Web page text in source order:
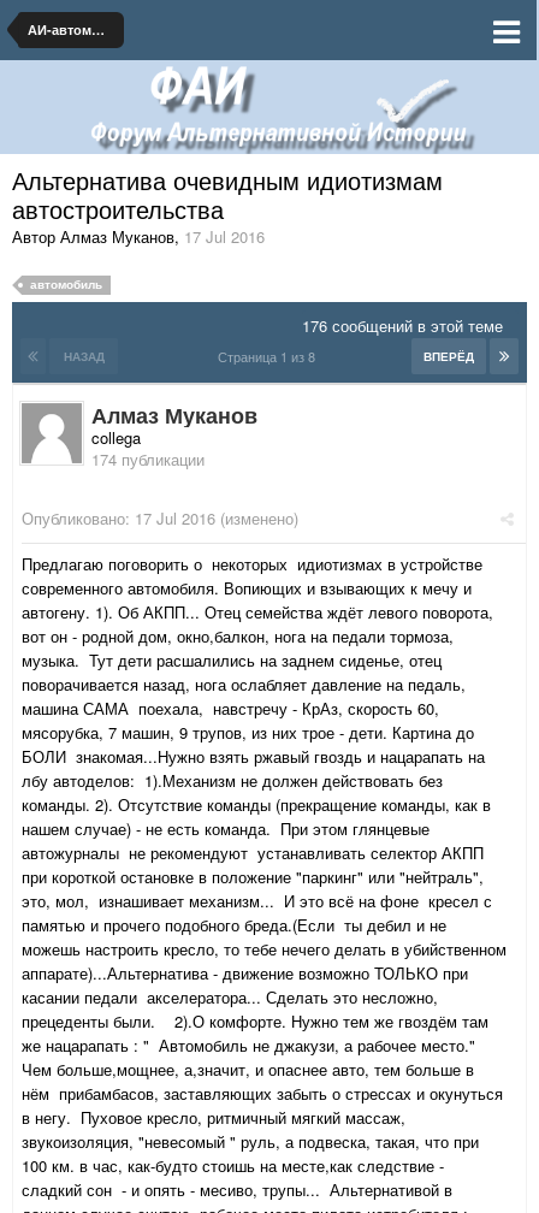
АИ-автомобилестроение и транспорт
Альтернатива очевидным идиотизмам
автостроительства
Автор Алмаз Муканов, 17 Jul 2016
автомобиль
176 сообщений в этой теме
НАЗАД ВПЕРЁД
Страница 1 из 8
Алмаз Муканов
collega
174 публикации
Опубликовано: 17 Jul 2016 (изменено)
Предлагаю поговорить о некоторых идиотизмах в устройстве
современного автомобиля. Вопиющих и взывающих к мечу и
автогену. 1). Об АКПП... Отец семейства ждёт левого поворота,
вот он - родной дом, окно,балкон, нога на педали тормоза,
музыка. Тут дети расшалились на заднем сиденье, отец
поворачивается назад, нога ослабляет давление на педаль,
машина САМА поехала, навстречу - КрАз, скорость 60,
мясорубка, 7 машин, 9 трупов, из них трое - дети. Картина до
БОЛИ знакомая...Нужно взять ржавый гвоздь и нацарапать на
лбу автоделов: 1).Механизм не должен действовать без
команды. 2). Отсутствие команды (прекращение команды, как в
нашем случае) - не есть команда. При этом глянцевые
автожурналы не рекомендуют устанавливать селектор АКПП
при короткой остановке в положение "паркинг" или "нейтраль",
это, мол, изнашивает механизм... И это всё на фоне кресел с
памятью и прочего подобного бреда.(Если ты дебил и не
можешь настроить кресло, то тебе нечего делать в убийственном
аппарате)...Альтернатива - движение возможно ТОЛЬКО при
касании педали акселератора... Сделать это несложно,
прецеденты были. 2).О комфорте. Нужно тем же гвоздём там
же нацарапать : " Автомобиль не джакузи, а рабочее место."
Чем больше,мощнее, а,значит, и опаснее авто, тем больше в
нём прибамбасов, заставляющих забыть о стрессах и окунуться
в негу. Пуховое кресло, ритмичный мягкий массаж,
звукоизоляция, "невесомый " руль, а подвеска, такая, что при
100 км. в час, как-будто стоишь на месте,как следствие -
сладкий сон - и опять - месиво, трупы... Альтернативой в